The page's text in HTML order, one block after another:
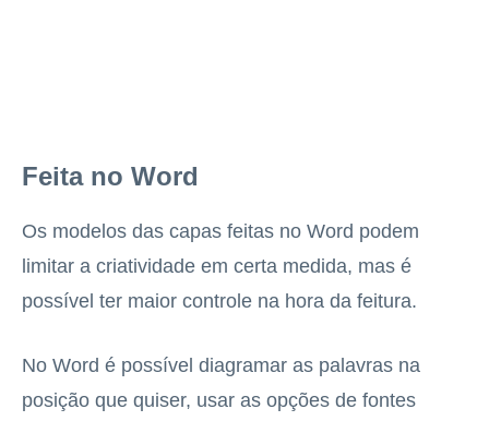
Feita no Word
Os modelos das capas feitas no Word podem
limitar a criatividade em certa medida, mas é
possível ter maior controle na hora da feitura.
No Word é possível diagramar as palavras na
posição que quiser, usar as opções de fontes